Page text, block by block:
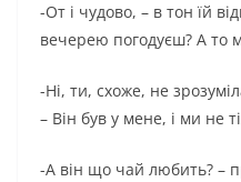
-От і чудово, – в тон їй
вечерею погодуєш? А то
-Ні, ти, схоже, не
– Він був у мене, і ми не
-А він що чай любить? –